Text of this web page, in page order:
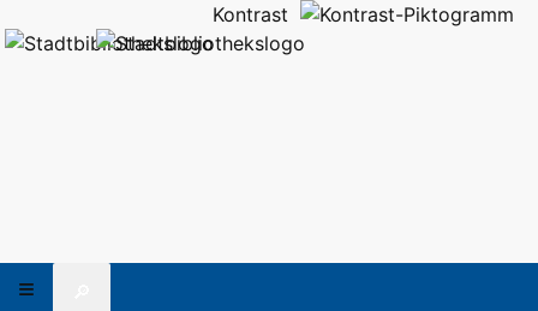
Kontrast